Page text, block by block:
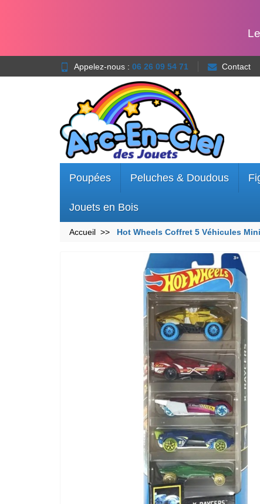
Appelez-nous : 06 26 09 54 71 Contact
Poupées Peluches & Doudous
Jouets en Bois
Accueil Hot Wheels Coffret 5 Véhicules